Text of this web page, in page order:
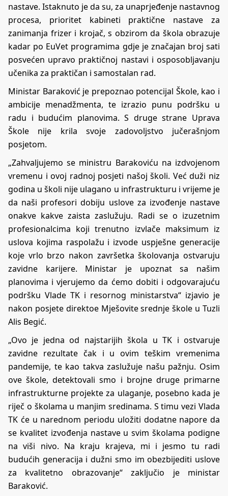
nastave. Istaknuto je da su, za unaprjeđenje nastavnog
procesa, prioritet kabineti praktične nastave za
zanimanja frizer i krojač, s obzirom da škola obrazuje
kadar po EuVet programima gdje je značajan broj sati
posvećen upravo praktičnoj nastavi i osposobljavanju
učenika za praktičan i samostalan rad.
Ministar Baraković je prepoznao potencijal Škole, kao i
ambicije menadžmenta, te izrazio punu podršku u
radu i budućim planovima. S druge strane Uprava
Škole nije krila svoje zadovoljstvo jučerašnjom
posjetom.
„Zahvaljujemo se ministru Barakoviću na izdvojenom
vremenu i ovoj radnoj posjeti našoj školi. Već duži niz
godina u školi nije ulagano u infrastrukturu i vrijeme je
da naši profesori dobiju uslove za izvođenje nastave
onakve kakve zaista zaslužuju. Radi se o izuzetnim
profesionalcima koji trenutno izvlače maksimum iz
uslova kojima raspolažu i izvode uspješne generacije
koje vrlo brzo nakon završetka školovanja ostvaruju
zavidne karijere. Ministar je upoznat sa našim
planovima i vjerujemo da ćemo dobiti i odgovarajuću
podršku Vlade TK i resornog ministarstva“ izjavio je
nakon posjete direktoe Mješovite srednje škole u Tuzli
Alis Begić.
„Ovo je jedna od najstarijih škola u TK i ostvaruje
zavidne rezultate čak i u ovim teškim vremenima
pandemije, te kao takva zaslužuje našu pažnju. Osim
ove škole, detektovali smo i brojne druge primarne
infrastrukturne projekte za ulaganje, posebno kada je
riječ o školama u manjim sredinama. S timu vezi Vlada
TK će u narednom periodu uložiti dodatne napore da
se kvalitet izvođenja nastave u svim školama podigne
na viši nivo. Na kraju krajeva, mi i jesmo tu radi
budućih generacija i dužni smo im obezbijediti uslove
za kvalitetno obrazovanje“ zaključio je ministar
Baraković.